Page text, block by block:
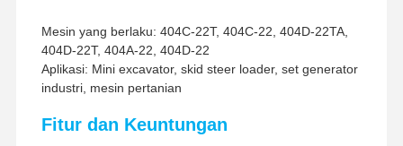
Metode Pengiriman
UPS/DHL/EMS/TNT/FedEx
Mesin yang berlaku: 404C-22T, 404C-22, 404D-22TA,
404D-22T, 404A-22, 404D-22
Aplikasi: Mini excavator, skid steer loader, set generator
industri, mesin pertanian
Fitur dan Keuntungan